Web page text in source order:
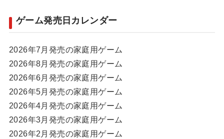
ゲーム発売日カレンダー
2026年7月発売の家庭用ゲーム
2026年8月発売の家庭用ゲーム
2026年6月発売の家庭用ゲーム
2026年5月発売の家庭用ゲーム
2026年4月発売の家庭用ゲーム
2026年3月発売の家庭用ゲーム
2026年2月発売の家庭用ゲーム